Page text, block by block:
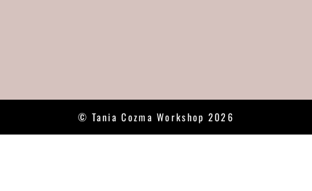
© Tania Cozma Workshop 2026